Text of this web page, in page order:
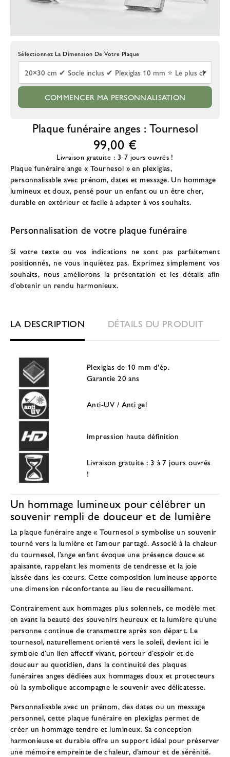
Choisissez La Taille De La Plaque
COMMENCER MA PERSONNALISATION
Plaque funéraire anges : Tournesol
99,00 €
Livraison gratuite : 3-7 jours ouvrés !
Plaque funéraire ange « Tournesol » en plexiglas,
personnalisable avec prénom, dates et message. Un hommage
lumineux et doux, pensé pour un enfant ou un être cher,
durable en extérieur et facile à adapter à vos souhaits.
Personnalisation de votre plaque funéraire
Si votre texte ou vos indications ne sont pas parfaitement
positionnés, ne vous inquiétez pas. Exprimez simplement vos
souhaits, nous améliorons la présentation et les détails afin
d’obtenir un rendu harmonieux.
LA DESCRIPTION DÉTAILS DU PRODUIT
Plexiglas de 10 mm d'ép.
Garantie 20 ans
Anti-UV / Anti gel
Impression haute définition
Livraison gratuite : 3 à 7 jours ouvrés
!
Un hommage lumineux pour célébrer un
souvenir rempli de douceur et de lumière
La plaque funéraire ange « Tournesol » symbolise un souvenir
tourné vers la lumière et l’amour partagé. Associé à la chaleur
du tournesol, l’ange enfant évoque une présence douce et
apaisante, rappelant les moments de tendresse et la joie
laissée dans les cœurs. Cette composition lumineuse apporte
une dimension réconfortante au lieu de recueillement.
Contrairement aux hommages plus solennels, ce modèle met
en avant la beauté des souvenirs heureux et la lumière qu’une
personne continue de transmettre après son départ. Le
tournesol, naturellement orienté vers le soleil, devient ici le
symbole d’un lien affectif vivant, porteur d’espoir et de
douceur au quotidien, dans la continuité des plaques
funéraires anges dédiées aux hommages doux et protecteurs
où la symbolique accompagne le souvenir avec délicatesse.
Personnalisable avec un prénom, des dates ou un message
personnel, cette plaque funéraire en plexiglas permet de
créer un hommage tendre et lumineux. Sa conception
harmonieuse et durable offre un support idéal pour préserver
une mémoire empreinte de chaleur, d’amour et de sérénité.